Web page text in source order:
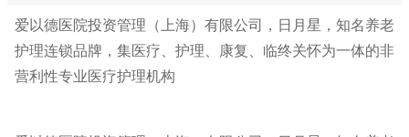
爱以德医院投资管理（上海）有限公司，日月星，知名养老
护理连锁品牌，集医疗、护理、康复、临终关怀为一体的非
营利性专业医疗护理机构